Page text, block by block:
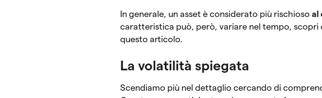
In generale, un asset è considerato più rischioso al
caratteristica può, però, variare nel tempo, scopri
questo articolo.
La volatilità spiegata
Scendiamo più nel dettaglio cercando di